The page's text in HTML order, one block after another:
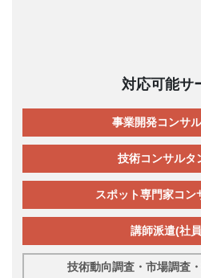
対応可能サ
事業開発コンサ
技術コンサルタ
スポット専門家コン
講師派遣(社
技術動向調査・市場調査